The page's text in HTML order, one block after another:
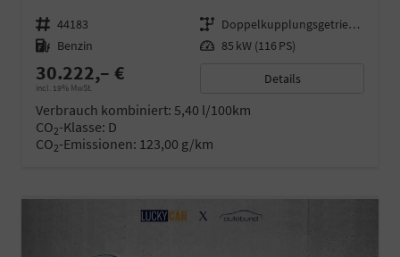
Fahrzeugnr. 44183 Getriebe
Doppelkupplungsgetriebe (DSG)
Kraftstoff Benzin Leistung 85 kW (116 PS)
30.222,– €
incl. 19% MwSt.
Details
Verbrauch kombiniert: 5,40 l/100km
CO2-Klasse: D
CO2-Emissionen: 123,00 g/km